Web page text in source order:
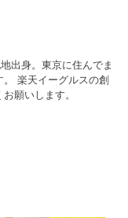
出身。東京に住んでま
楽天イーグルスの創
願いします。